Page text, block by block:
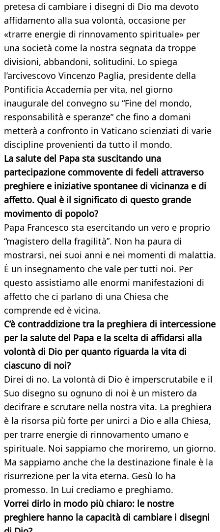
pretesa di cambiare i disegni di Dio ma devoto
affidamento alla sua volontà, occasione per
«trarre energie di rinnovamento spirituale» per
una società come la nostra segnata da troppe
divisioni, abbandoni, solitudini. Lo spiega
l’arcivescovo Vincenzo Paglia, presidente della
Pontificia Accademia per vita, nel giorno
inaugurale del convegno su “Fine del mondo,
responsabilità e speranze” che fino a domani
metterà a confronto in Vaticano scienziati di varie
discipline provenienti da tutto il mondo.
La salute del Papa sta suscitando una
partecipazione commovente di fedeli attraverso
preghiere e iniziative spontanee di vicinanza e di
affetto. Qual è il significato di questo grande
movimento di popolo?
Papa Francesco sta esercitando un vero e proprio
“magistero della fragilità”. Non ha paura di
mostrarsi, nei suoi anni e nei momenti di malattia.
È un insegnamento che vale per tutti noi. Per
questo assistiamo alle enormi manifestazioni di
affetto che ci parlano di una Chiesa che
comprende ed è vicina.
C’è contraddizione tra la preghiera di intercessione
per la salute del Papa e la scelta di affidarsi alla
volontà di Dio per quanto riguarda la vita di
ciascuno di noi?
Direi di no. La volontà di Dio è imperscrutabile e il
Suo disegno su ognuno di noi è un mistero da
decifrare e scrutare nella nostra vita. La preghiera
è la risorsa più forte per unirci a Dio e alla Chiesa,
per trarre energie di rinnovamento umano e
spirituale. Noi sappiamo che moriremo, un giorno.
Ma sappiamo anche che la destinazione finale è la
risurrezione per la vita eterna. Gesù lo ha
promesso. In Lui crediamo e preghiamo.
Vorrei dirlo in modo più chiaro: le nostre
preghiere hanno la capacità di cambiare i disegni